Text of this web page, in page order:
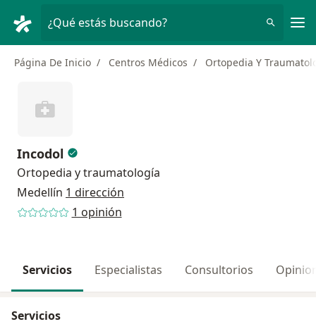
¿Qué estás buscando?
Página De Inicio Centros Médicos Ortopedia Y
Incodol
Ortopedia y traumatología
Medellín 1 dirección
1 opinión
Servicios Especialistas Consultorios
Servicios